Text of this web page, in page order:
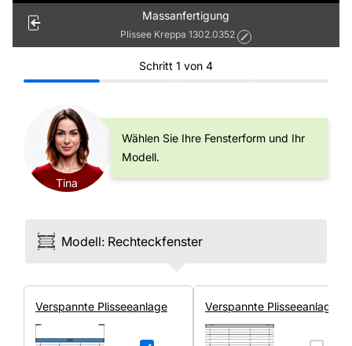
Massanfertigung
Plissee Kreppa 1302.0352
Schritt 1 von 4
Tina
Wählen Sie Ihre Fensterform und Ihr
Modell.
Modell: Rechteck­fenster
Ver­spannte Plissee­anlage Ver­spannte Plissee­anlage